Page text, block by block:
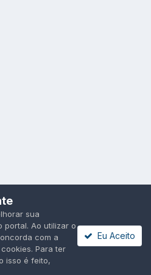
Privacidade
reservados.
Invision Community
sua
portal. Ao utilizar o
com a
Para ter
isso é feito,
Eu Aceito